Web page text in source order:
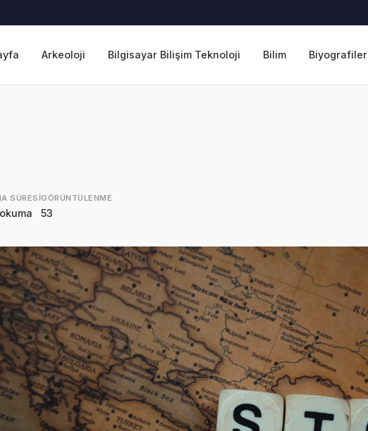
Arkeoloji Bilgisayar Bilişim Teknoloji Bilim Biyografiler
SÜRESIGÖRÜNTÜLENME
53